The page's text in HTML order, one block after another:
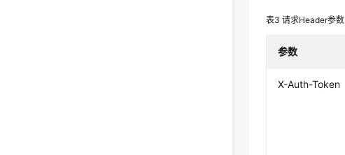
表3请求Header参数
参数
X-Auth-Token